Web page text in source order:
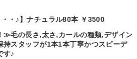
・・♪】ナチュラル80本 ￥3500
毛の長さ,太さ,カールの種類,デザイン
スタッフが1本1本丁寧かつスピーデ
す♪